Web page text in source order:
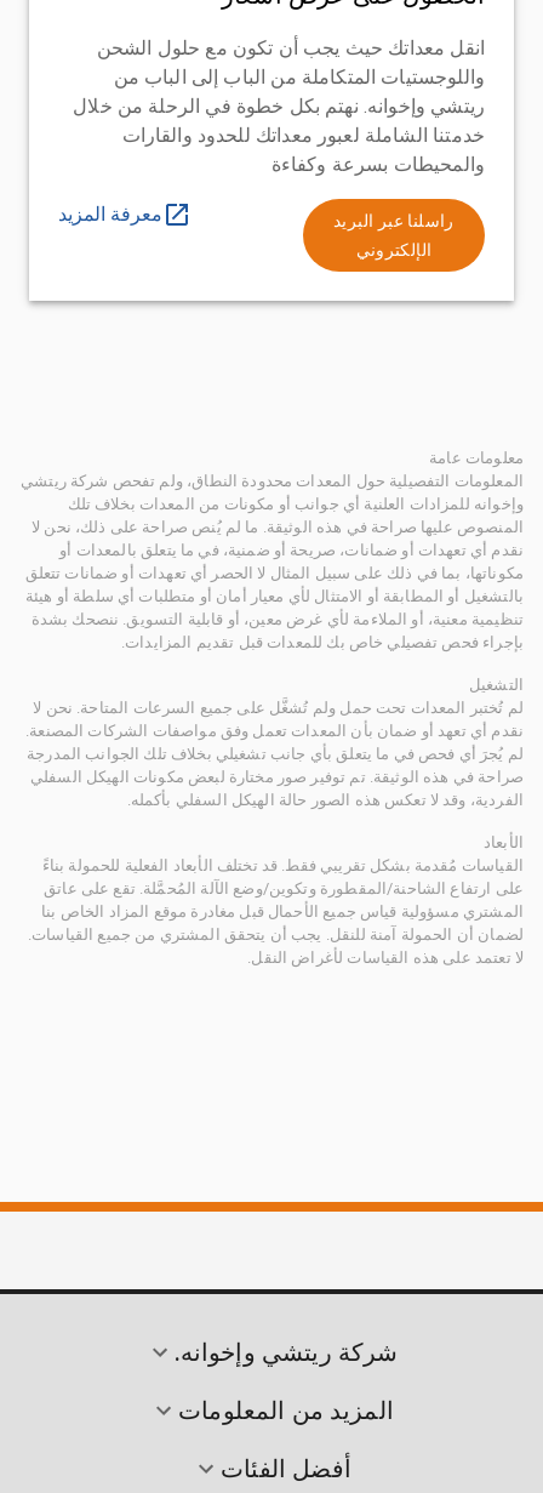
انقل معداتك حيث يجب أن تكون مع حلول الشحن
واللوجستيات المتكاملة من الباب إلى الباب من
ريتشي وإخوانه. نهتم بكل خطوة في الرحلة من خلال
خدمتنا الشاملة لعبور معداتك للحدود والقارات
والمحيطات بسرعة وكفاءة
راسلنا عبر البريد
الإلكتروني
معرفة المزيد
معلومات عامة
المعلومات التفصيلية حول المعدات محدودة النطاق، ولم تفحص شركة ريتشي
وإخوانه للمزادات العلنية أي جوانب أو مكونات من المعدات بخلاف تلك
المنصوص عليها صراحة في هذه الوثيقة. ما لم يُنص صراحة على ذلك، نحن لا
نقدم أي تعهدات أو ضمانات، صريحة أو ضمنية، في ما يتعلق بالمعدات أو
مكوناتها، بما في ذلك على سبيل المثال لا الحصر أي تعهدات أو ضمانات تتعلق
بالتشغيل أو المطابقة أو الامتثال لأي معيار أمان أو متطلبات أي سلطة أو هيئة
تنظيمية معنية، أو الملاءمة لأي غرض معين، أو قابلية التسويق. ننصحك بشدة
بإجراء فحص تفصيلي خاص بك للمعدات قبل تقديم المزايدات.
التشغيل
لم تُختبر المعدات تحت حمل ولم تُشغَّل على جميع السرعات المتاحة. نحن لا
نقدم أي تعهد أو ضمان بأن المعدات تعمل وفق مواصفات الشركات المصنعة.
لم يُجرَ أي فحص في ما يتعلق بأي جانب تشغيلي بخلاف تلك الجوانب المدرجة
صراحة في هذه الوثيقة. تم توفير صور مختارة لبعض مكونات الهيكل السفلي
الفردية، وقد لا تعكس هذه الصور حالة الهيكل السفلي بأكمله.
الأبعاد
القياسات مُقدمة بشكل تقريبي فقط. قد تختلف الأبعاد الفعلية للحمولة بناءً
على ارتفاع الشاحنة/المقطورة وتكوين/وضع الآلة المُحمَّلة. تقع على عاتق
المشتري مسؤولية قياس جميع الأحمال قبل مغادرة موقع المزاد الخاص بنا
لضمان أن الحمولة آمنة للنقل. يجب أن يتحقق المشتري من جميع القياسات.
لا تعتمد على هذه القياسات لأغراض النقل.
شركة ريتشي وإخوانه.
المزيد من المعلومات
أفضل الفئات